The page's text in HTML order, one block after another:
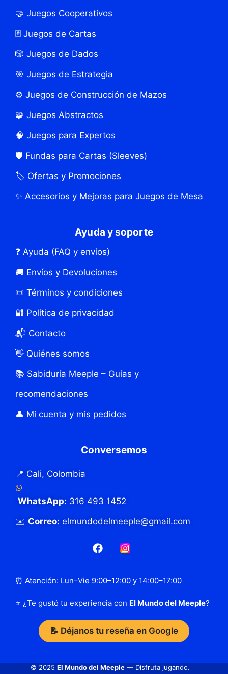
🤝 Juegos Cooperativos
🃏 Juegos de Cartas
🎲 Juegos de Dados
🎯 Juegos de Estrategia
⚙️ Juegos de Construcción de Mazos
🧩 Juegos Abstractos
🧠 Juegos para Expertos
🛡️ Fundas para Cartas (Sleeves)
🏷️ Ofertas y Promociones
✨ Accesorios y Mejoras para Juegos de Mesa
Ayuda y soporte
❓ Ayuda (FAQ y envíos)
🚚 Envíos y Devoluciones
📜 Términos y condiciones
🔐 Política de privacidad
📬 Contacto
👋 Quiénes somos
📚 Sabiduría Meeple – Guías y
recomendaciones
👤 Mi cuenta y mis pedidos
Conversemos
📍 Cali, Colombia
WhatsApp: 316 493 1452
✉️ Correo: elmundodelmeeple@gmail.com
⏰ Atención: Lun–Vie 9:00–12:00 y 14:00–17:00
⭐ ¿Te gustó tu experiencia con El Mundo del Meeple?
📝 Déjanos tu reseña en Google
© 2025 El Mundo del Meeple — Disfruta jugando.